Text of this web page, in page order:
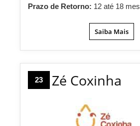
Prazo de Retorno: 12 até 18
Saiba Mais
23 Zé Coxinha